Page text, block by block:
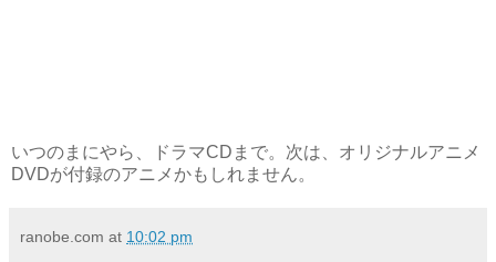
いつのまにやら、ドラマCDまで。次は、オリジナルアニメ
DVDが付録のアニメかもしれません。
ranobe.com at 10:02 pm